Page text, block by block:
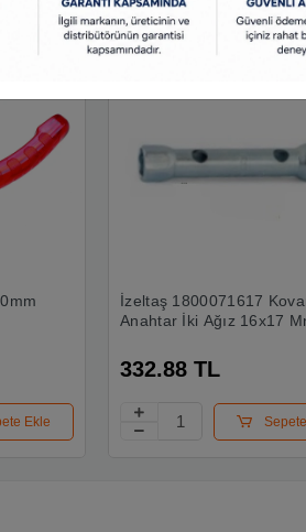
Ekle
İzeltaş 1800071617
Anahtar İki Ağız 16x17
332.88 TL